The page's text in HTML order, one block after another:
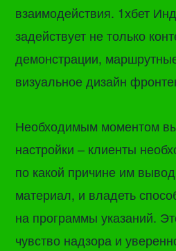
взаимодействия. 1хбет
задействует не только
демонстрации,
визуальное дизайн
Необходимым моментом
настройки – клиенты
по какой причине им
материал, и владеть
на программы указаний.
чувство надзора и